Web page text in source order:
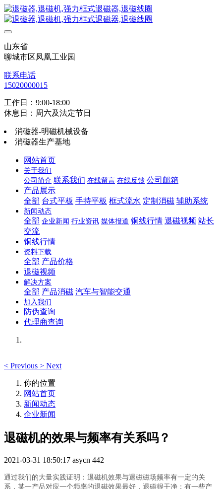
山东省
聊城市区凤凰工业园
联系电话
15020000015
工作日：9:00-18:00
休息日：周六及法定节日
消磁器-明磁机械设备
消磁器生产基地
网站首页
关于我们
公司简介 联系我们 在线留言 在线反馈 公司邮箱
产品展示
全部 台式平板 手持平板 框式流水 定制消磁 辅助系统
新闻动态
全部 企业新闻 行业资讯 媒体报道 铜线行情 退磁视频 站长
交流
铜线行情
资料下载
全部 产品价格
退磁视频
解决方案
全部 产品消磁 汽车与智能交通
加入我们
防伪查询
代理商查询
< Previous > Next
你的位置
网站首页
新闻动态
企业新闻
退磁机的效果与频率有关系吗？
2021-03-31 18:50:17 asycn 442
通过我们的大量实践证明：退磁机效果与退磁磁场频率有一定的关
系，某一产品对应一个频率的退磁效果最好，退磁很干净；有一些产